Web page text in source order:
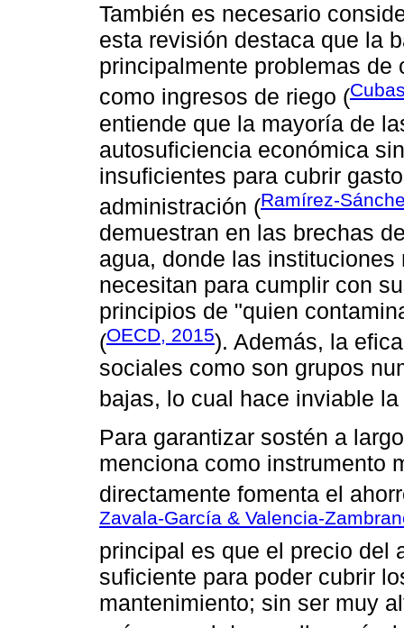
También es necesario
esta revisión destaca que la
principalmente problemas
como ingresos de riego (
entiende que la mayoría de
autosuficiencia económica
insuficientes para cubrir
administración (Ramírez-
demuestran en las brechas
agua, donde las
necesitan para cumplir con
principios de "quien
(OECD, 2015). Además, la
sociales como son grupos
bajas, lo cual hace inviable
Para garantizar sostén a
menciona como instrumento
directamente fomenta el
Zavala-García & Valencia-
principal es que el precio del
suficiente para poder cubrir
mantenimiento; sin ser muy